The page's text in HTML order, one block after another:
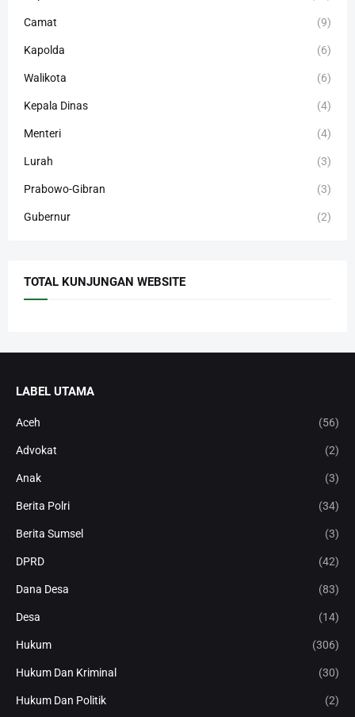
Camat (9)
Kapolda (6)
Walikota (6)
Kepala Dinas (4)
Menteri (4)
Lurah (3)
Prabowo-Gibran (3)
Gubernur (2)
TOTAL KUNJUNGAN WEBSITE
LABEL UTAMA
Aceh (56)
Advokat (2)
Anak (3)
Berita Polri (34)
Berita Sumsel (3)
DPRD (42)
Dana Desa (83)
Desa (14)
Hukum (306)
Hukum Dan Kriminal (30)
Hukum Dan Politik (2)